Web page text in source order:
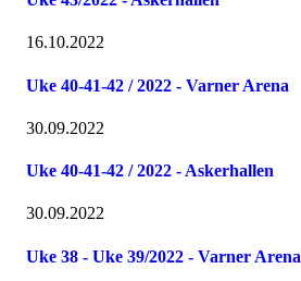
16.10.2022
Uke 40-41-42 / 2022 - Varner Arena
30.09.2022
Uke 40-41-42 / 2022 - Askerhallen
30.09.2022
Uke 38 - Uke 39/2022 - Varner Arena